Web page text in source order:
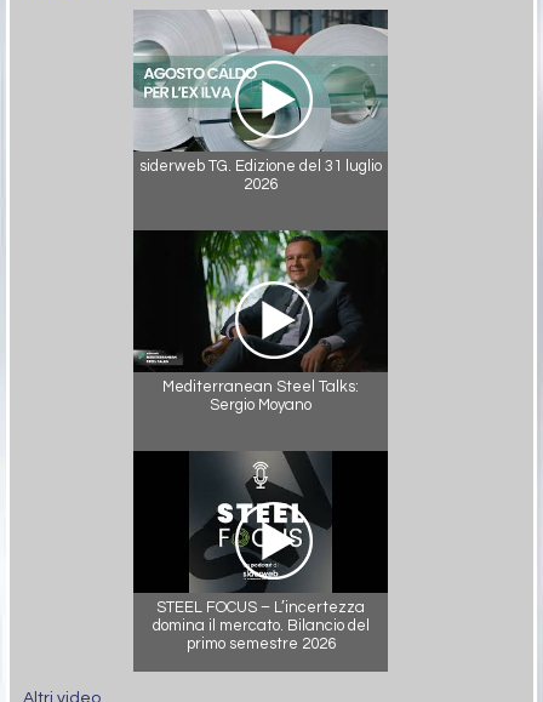
siderweb TG. Edizione del 31 luglio
2026
Mediterranean Steel Talks:
Sergio Moyano
STEEL FOCUS – L’incertezza
domina il mercato. Bilancio del
primo semestre 2026
Altri video